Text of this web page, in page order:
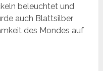
beleuchtet und
auch Blattsilber
des Mondes auf